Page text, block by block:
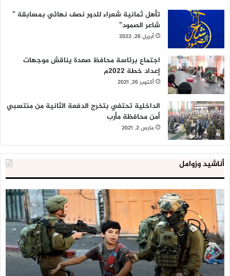
تأهل ثمانية شعراء للدور نصف نهائي بمسابقة ”
شاعر الصمود”
أبريل 26, 2022
اجتماع برئاسة محافظ صعدة يناقش موجهات
إعداد خطة 2022م
أكتوبر 26, 2021
الداخلية تحتفي بتخرج الدفعة الثانية من منتسبي
أمن محافظة مأرب
مارس 2, 2021
أناشيد وزوامل
العدو
الإسرائيلي
اعتقل
543
طفلا
فلسطينيا
خلال
2020